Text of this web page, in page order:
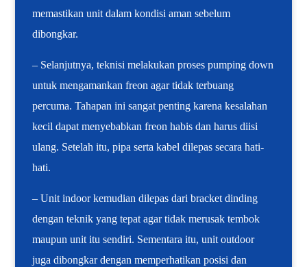
memastikan unit dalam kondisi aman sebelum
dibongkar.
– Selanjutnya, teknisi melakukan proses pumping down
untuk mengamankan freon agar tidak terbuang
percuma. Tahapan ini sangat penting karena kesalahan
kecil dapat menyebabkan freon habis dan harus diisi
ulang. Setelah itu, pipa serta kabel dilepas secara hati-
hati.
– Unit indoor kemudian dilepas dari bracket dinding
dengan teknik yang tepat agar tidak merusak tembok
maupun unit itu sendiri. Sementara itu, unit outdoor
juga dibongkar dengan memperhatikan posisi dan